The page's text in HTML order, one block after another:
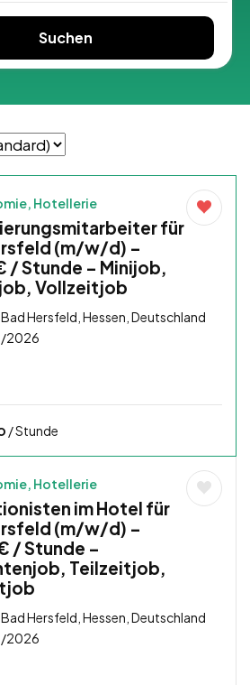
Suchen
Hotellerie
für
(m/w/d) –
/ Stunde – Minijob,
Vollzeitjob
Hersfeld, Hessen, Deutschland
2026
/ Stunde
Hotellerie
im Hotel für
(m/w/d) –
/ Stunde –
Teilzeitjob,
Hersfeld, Hessen, Deutschland
2026